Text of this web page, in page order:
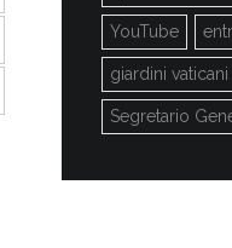
YouTube
giardini vaticani
Segretario